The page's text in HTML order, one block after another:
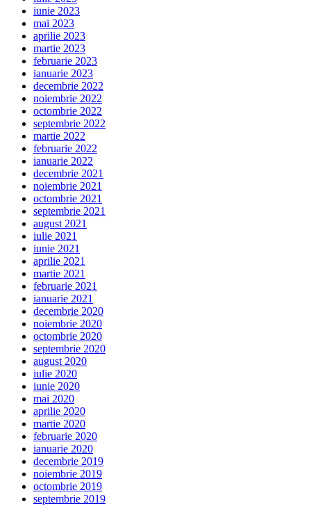
iunie 2023
mai 2023
aprilie 2023
martie 2023
februarie 2023
ianuarie 2023
decembrie 2022
noiembrie 2022
octombrie 2022
septembrie 2022
martie 2022
februarie 2022
ianuarie 2022
decembrie 2021
noiembrie 2021
octombrie 2021
septembrie 2021
august 2021
iulie 2021
iunie 2021
aprilie 2021
martie 2021
februarie 2021
ianuarie 2021
decembrie 2020
noiembrie 2020
octombrie 2020
septembrie 2020
august 2020
iulie 2020
iunie 2020
mai 2020
aprilie 2020
martie 2020
februarie 2020
ianuarie 2020
decembrie 2019
noiembrie 2019
octombrie 2019
septembrie 2019